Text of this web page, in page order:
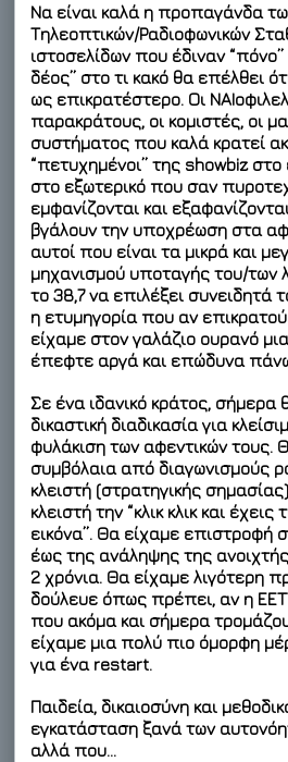
Να είναι καλά η προπαγάνδα
Τηλεοπτικών/Ραδιοφωνικών
ιστοσελίδων που έδιναν “πόνο”
δέος” στο τι κακό θα επέλθει
ως επικρατέστερο. Οι
παρακράτους, οι κομιστές, οι
συστήματος που καλά κρατεί
“πετυχημένοι” της showbiz στο
στο εξωτερικό που σαν
εμφανίζονται και
βγάλουν την υποχρέωση στα
αυτοί που είναι τα μικρά και
μηχανισμού υποταγής του/των
το 38,7 να επιλέξει συνειδητά
η ετυμηγορία που αν
είχαμε στον γαλάζιο ουρανό
έπεφτε αργά και επώδυνα
Σε ένα ιδανικό κράτος, σήμερα
δικαστική διαδικασία για
φυλάκιση των αφεντικών τους.
συμβόλαια από διαγωνισμούς
κλειστή (στρατηγικής
κλειστή την “κλικ κλικ και
εικόνα”. Θα είχαμε επιστροφή
έως της ανάληψης της
2 χρόνια. Θα είχαμε λιγότερη
δούλευε όπως πρέπει, αν η
που ακόμα και σήμερα
είχαμε μια πολύ πιο όμορφη
για ένα restart.
Παιδεία, δικαιοσύνη και
εγκατάσταση ξανά των
αλλά που…